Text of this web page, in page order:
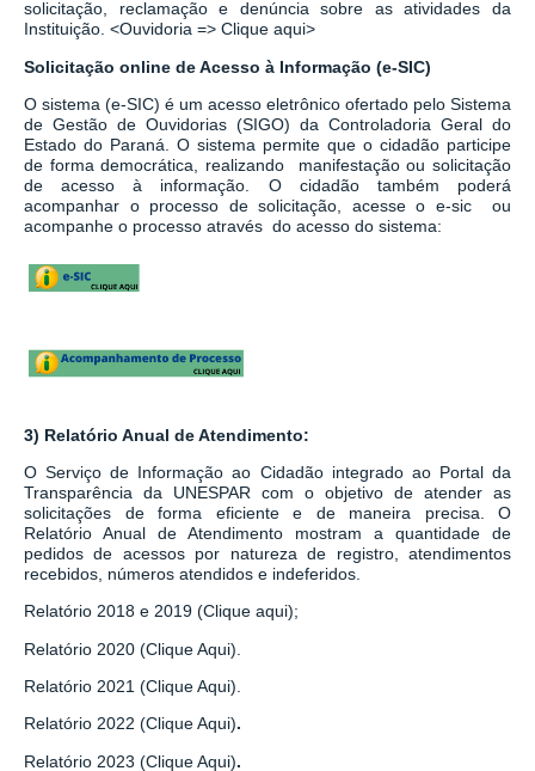
solicitação, reclamação e denúncia sobre as atividades da
Instituição. <Ouvidoria => Clique aqui>
Solicitação online de Acesso à Informação (e-SIC)
O sistema (e-SIC) é um acesso eletrônico ofertado pelo Sistema
de Gestão de Ouvidorias (SIGO) da Controladoria Geral do
Estado do Paraná. O sistema permite que o cidadão participe
de forma democrática, realizando manifestação ou solicitação
de acesso à informação. O cidadão também poderá
acompanhar o processo de solicitação, acesse o e-sic ou
acompanhe o processo através do acesso do sistema:
3) Relatório Anual de Atendimento:
O Serviço de Informação ao Cidadão integrado aoPortal da
Transparência da UNESPAR
com o objetivo de atender as
solicitações de forma eficiente e de maneira precisa. O
Relatório Anual de Atendimento mostram a quantidade de
pedidos de acessos por natureza de registro, atendimentos
recebidos, números atendidos e indeferidos.
Relatório 2018 e 2019 (Clique aqui);
Relatório 2020 (Clique Aqui).
Relatório 2021 (Clique Aqui).
Relatório 2022 (Clique Aqui).
Relatório 2023 (Clique Aqui).